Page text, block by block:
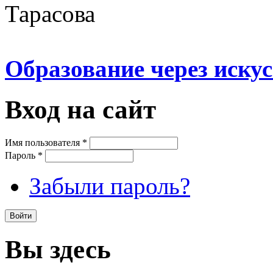
Тарасова
Образование через
Вход на сайт
Имя пользователя *
Пароль *
Забыли пароль?
Вы здесь